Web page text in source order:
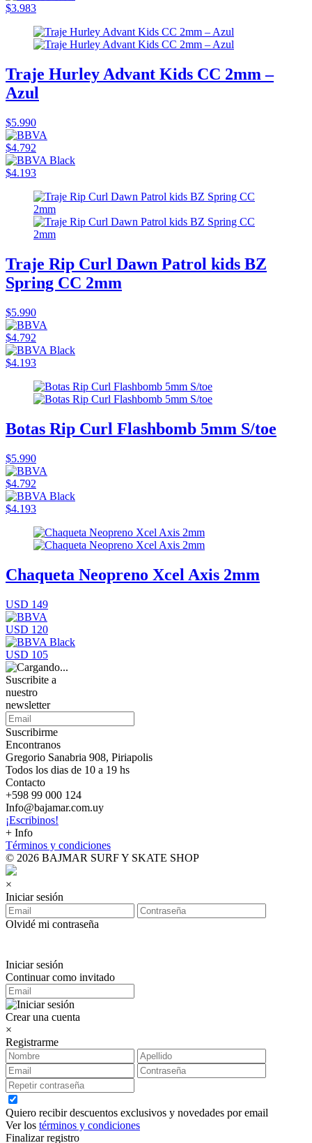
$3.983
Traje Hurley Advant Kids CC 2mm –
Azul
$5.990
$4.792
$4.193
Traje Rip Curl Dawn Patrol kids BZ
Spring CC 2mm
$5.990
$4.792
$4.193
Botas Rip Curl Flashbomb 5mm S/toe
$5.990
$4.792
$4.193
Chaqueta Neopreno Xcel Axis 2mm
USD 149
USD 120
USD 105
Suscribite a
nuestro
newsletter
Suscribirme
Encontranos
Gregorio Sanabria 908, Piriapolis
Todos los dias de 10 a 19 hs
Contacto
+598 99 000 124
Info@bajamar.com.uy
¡Escribinos!
+ Info
Términos y condiciones
© 2026 BAJMAR SURF Y SKATE SHOP
×
Iniciar sesión
Olvidé mi contraseña
Iniciar sesión
Continuar como invitado
Crear una cuenta
×
Registrarme
Quiero recibir descuentos exclusivos y novedades por email
Ver los términos y condiciones
Finalizar registro